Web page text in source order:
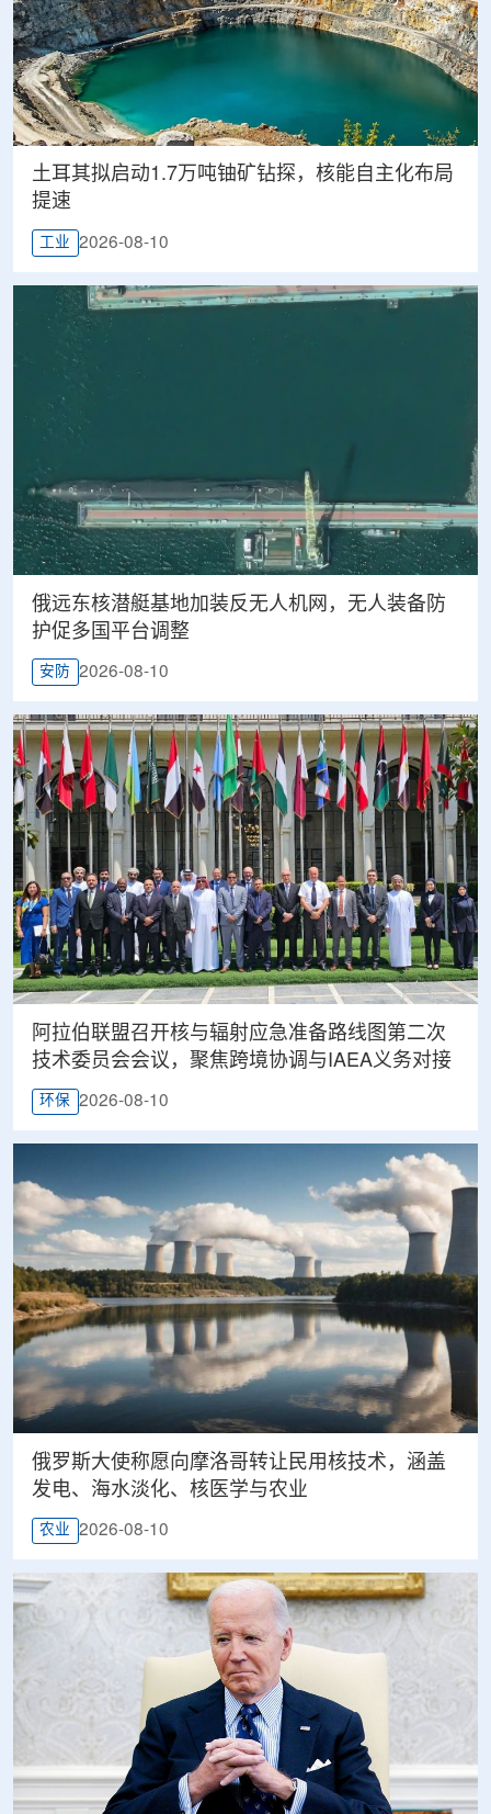
土耳其拟启动1.7万吨铀矿钻探，核能自主化布局
提速
工业 2026-08-10
俄远东核潜艇基地加装反无人机网，无人装备防
护促多国平台调整
安防 2026-08-10
阿拉伯联盟召开核与辐射应急准备路线图第二次
技术委员会会议，聚焦跨境协调与IAEA义务对接
环保 2026-08-10
俄罗斯大使称愿向摩洛哥转让民用核技术，涵盖
发电、海水淡化、核医学与农业
农业 2026-08-10